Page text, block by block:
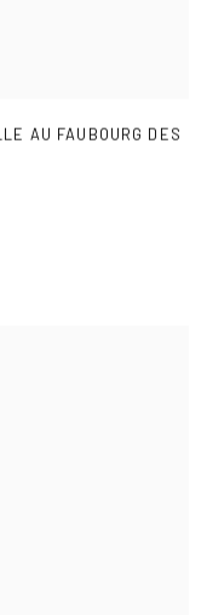
AU FAUBOURG DES